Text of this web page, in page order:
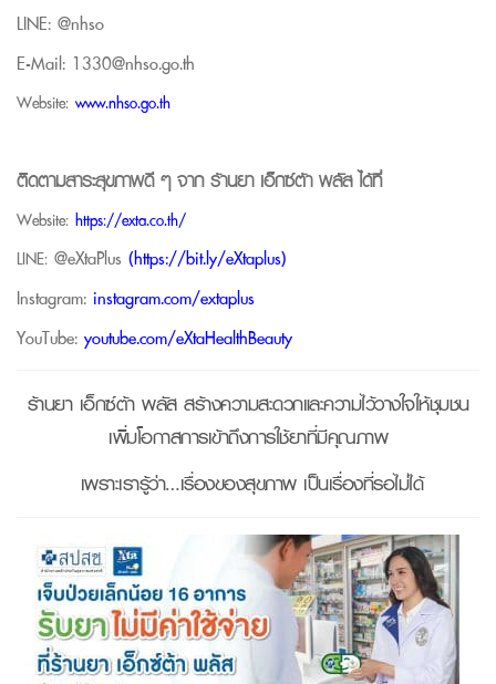
LINE: @nhso
E-Mail: 1330@nhso.go.th
Website: www.nhso.go.th
ติดตามสาระสุขภาพดี ๆ จากร้านยา เอ็กซ์ต้า พลัสได้ที่
Website: https://exta.co.th/
LINE: @eXtaPlus (https://bit.ly/eXtaplus)
Instagram: instagram.com/extaplus
YouTube: youtube.com/eXtaHealthBeauty
ร้านยา เอ็กซ์ต้า พลัส สร้างความสะดวกและความไว้วางใจให้ชุมชน
เพิ่มโอกาสการเข้าถึงการใช้ยาที่มีคุณภาพ
เพราะเรารู้ว่า…เรื่องของสุขภาพ เป็นเรื่องที่รอไม่ได้